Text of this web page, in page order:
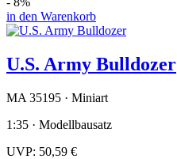
in den Warenkorb
U.S. Army Bulldozer
MA 35195 · Miniart
1:35 · Modellbausatz
UVP: 50,59 €